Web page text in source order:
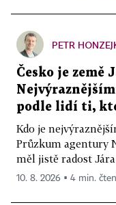
PETR
Česko je země
podle lidí ti,
Kdo je
Průzkum agentury
měl jistě radost
10. 8. 2026 ▪ 4 min.